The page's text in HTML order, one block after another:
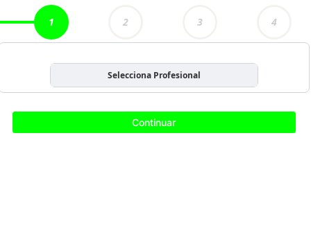
1 2 3 4
Selecciona Profesional
Continuar